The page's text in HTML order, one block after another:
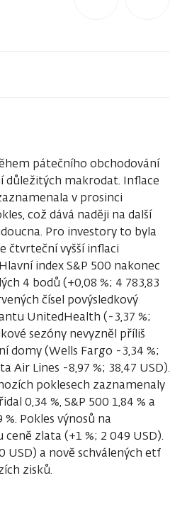
pátečního obchodování
důležitých makrodat. Inflace
v prosinci
což dává naději na další
Pro investory to byla
čtvrteční vyšší inflaci
index S&P 500 nakonec
4 bodů (+0,08 %; 4 783,83
čísel povýsledkový
UnitedHealth (-3,37 %;
sezóny nevyzněl příliš
domy (Wells Fargo -3,34 %;
Air Lines -8,97 %; 38,47 USD).
poklesech zaznamenaly
0,34 %, S&P 500 1,84 % a
Pokles výnosů na
zlata (+1 %; 2 049 USD).
USD) a nově schválených etf
zisků.